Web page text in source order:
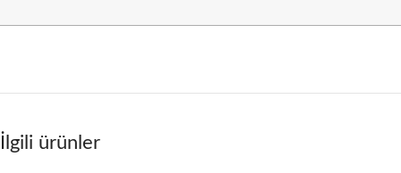
İlgili ürünler